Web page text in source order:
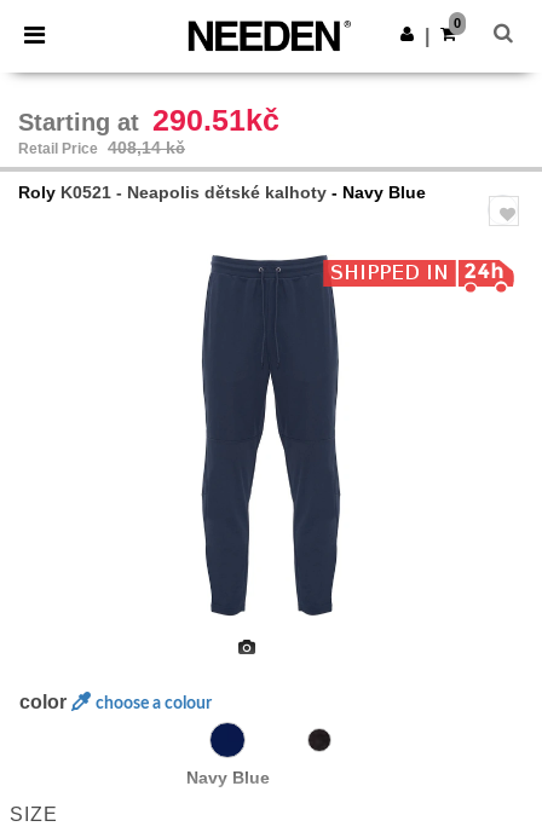
× Aplikace Needen
Lepší ceny v aplikaci!
Stáhnout app
0
Starting at 290.51kč
Retail Price 408,14 kč
Roly K0521 - Neapolis dětské kalhoty - Navy Blue
color choose a colour
Navy Blue
SIZE